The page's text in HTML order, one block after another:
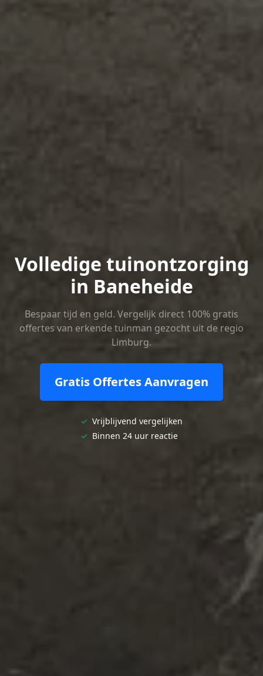
Volledige tuinontzorging
in Baneheide
Bespaar tijd en geld. Vergelijk direct 100% gratis
offertes van erkende tuinman gezocht uit de regio
Limburg.
Gratis Offertes Aanvragen
✓ Vrijblijvend vergelijken
✓ Binnen 24 uur reactie